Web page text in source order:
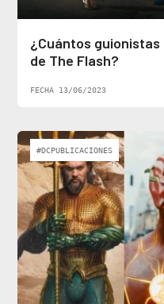
¿Cuántos
de The Flash?
FECHA 13/06/2023
#DCPUBLICACIONES